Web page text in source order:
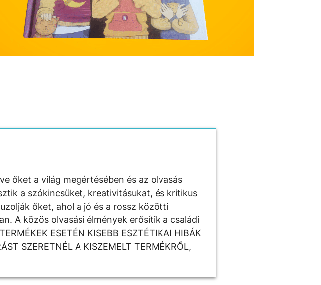
őket a világ megértésében és az olvasás
a szókincsüket, kreativitásukat, és kritikus
őket, ahol a jó és a rossz közötti
A közös olvasási élmények erősítik a családi
ESETÉN KISEBB ESZTÉTIKAI HIBÁK
SZERETNÉL A KISZEMELT TERMÉKRŐL,